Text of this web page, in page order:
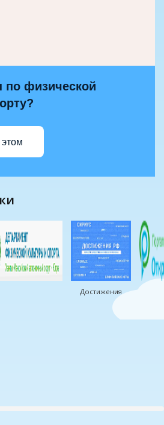
по физической
Достижения